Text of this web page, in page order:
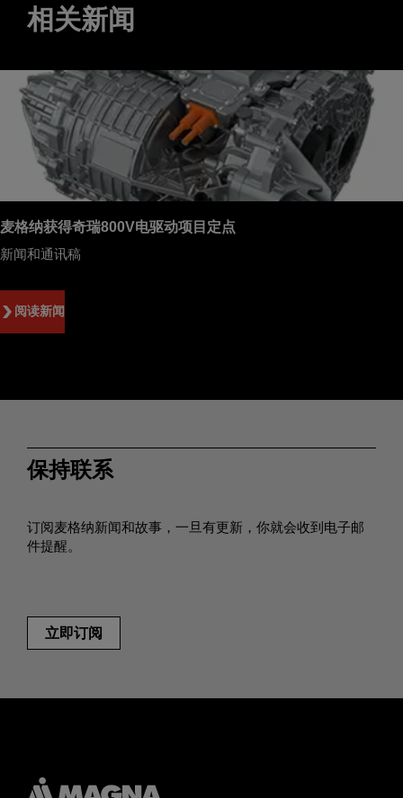
相关新闻
麦格纳获得奇瑞800V电驱动项目定点
新闻和通讯稿
阅读新闻
保持联系
订阅麦格纳新闻和故事，一旦有更新，你就会收到电子邮
件提醒。
立即订阅